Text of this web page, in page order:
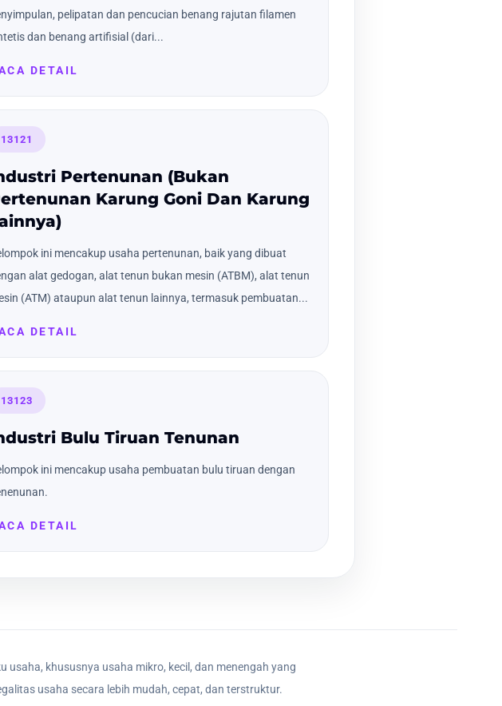
pelipatan dan pencucian benang rajutan filamen
dan benang artifisial (dari...
DETAIL
13121
Pertenunan (Bukan
Karung Goni Dan Karung
ini mencakup usaha pertenunan, baik yang dibuat
alat gedogan, alat tenun bukan mesin (ATBM), alat tenun
(ATM) ataupun alat tenun lainnya, termasuk pembuatan...
DETAIL
13123
Bulu Tiruan Tenunan
ini mencakup usaha pembuatan bulu tiruan dengan
DETAIL
khususnya usaha mikro, kecil, dan menengah yang
usaha secara lebih mudah, cepat, dan terstruktur.